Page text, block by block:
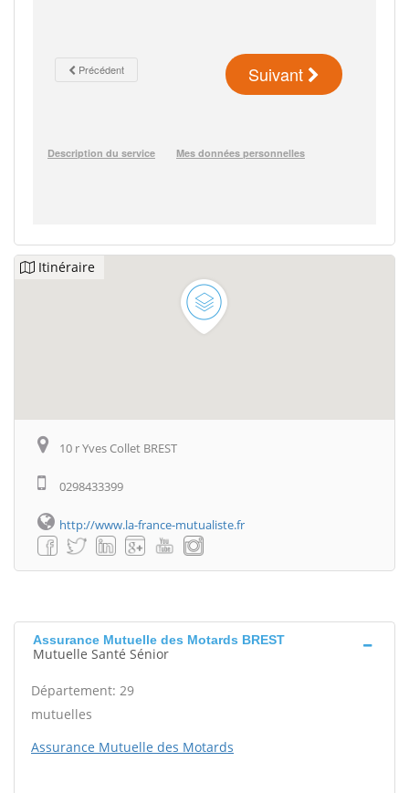
Itinéraire
10 r Yves Collet BREST
0298433399
http://www.la-france-mutualiste.fr
Assurance Mutuelle des Motards BREST
Mutuelle Santé Sénior
Département: 29
mutuelles
Assurance Mutuelle des Motards